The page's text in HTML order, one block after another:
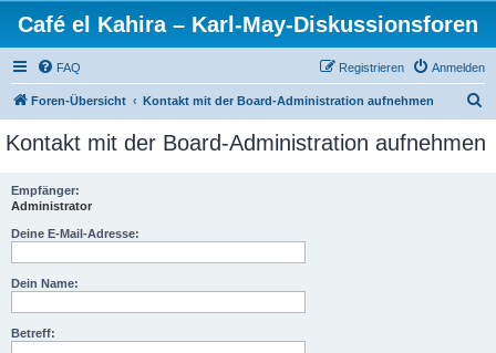
Café el Kahira – Karl-May-Diskussionsforen
FAQ Anmelden
Registrieren
Foren-Übersicht Kontakt mit der Board-Administration aufnehmen
c
Kontakt mit der Board-Administration aufnehmen
Empfänger:
Administrator
Deine E-Mail-Adresse:
Dein Name:
Betreff: